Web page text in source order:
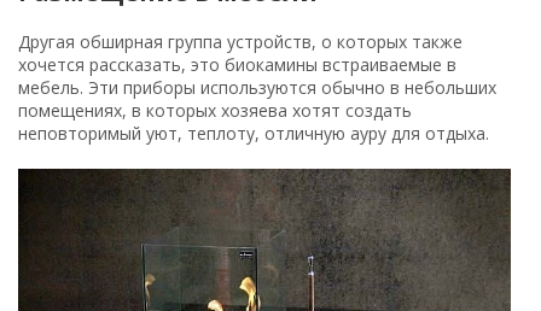
Другая обширная группа устройств, о которых также
хочется рассказать, это биокамины встраиваемые в
мебель. Эти приборы используются обычно в небольших
помещениях, в которых хозяева хотят создать
неповторимый уют, теплоту, отличную ауру для отдыха.